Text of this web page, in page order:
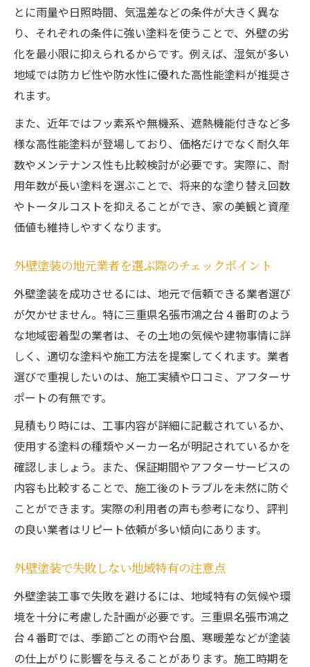
とに雨量や日照時間、気温差などの条件が大きく異な
り、それぞれの条件に強い塗料を使うことで、外壁の劣
化を最小限に抑えられるからです。例えば、湿気が多い
地域では防カビ性や防水性に優れた高性能塗料が推奨さ
れます。
また、近年ではフッ素系や無機系、遮熱機能付きなど多
様な高性能塗料が登場しており、価格だけでなく耐久年
数やメンテナンス性も比較検討が必要です。実際に、耐
用年数が長い塗料を選ぶことで、将来的な塗り替え回数
やトータルコストを抑えることができ、家の美観と資産
価値も維持しやすくなります。
外壁塗装の地元業者を選ぶ際のチェックポイント
外壁塗装を成功させるには、地元で信頼できる業者選び
が欠かせません。特に三重県名張市鴻之台４番町のよう
な地域密着型の業者は、その土地の気候や建物事情に詳
しく、適切な塗料や施工方法を提案してくれます。業者
選びで重視したいのは、施工実績や口コミ、アフターサ
ポートの有無です。
見積もり時には、工事内容が詳細に記載されているか、
使用する塗料の種類やメーカー名が明記されているかを
確認しましょう。また、保証期間やアフターサービスの
内容も比較することで、施工後のトラブルを未然に防ぐ
ことができます。実際の利用者の声も参考になり、評判
の良い業者はリピート依頼が多い傾向にあります。
外壁塗装で失敗しない地域特有の注意点
外壁塗装工事で失敗を避けるには、地域特有の気候や環
境を十分に考慮した計画が必要です。三重県名張市鴻之
台４番町では、季節ごとの雨や台風、寒暖差などが塗装
の仕上がりに影響を与えることがあります。施工時期を